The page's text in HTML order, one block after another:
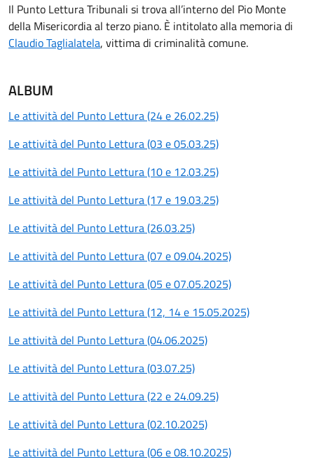
Il Punto Lettura Tribunali si trova all’interno del Pio Monte
della Misericordia al terzo piano. È intitolato alla memoria di
Claudio Taglialatela, vittima di criminalità comune.
ALBUM
Le attività del Punto Lettura (24 e 26.02.25)
Le attività del Punto Lettura (03 e 05.03.25)
Le attività del Punto Lettura (10 e 12.03.25)
Le attività del Punto Lettura (17 e 19.03.25)
Le attività del Punto Lettura (26.03.25)
Le attività del Punto Lettura (07 e 09.04.2025)
Le attività del Punto Lettura (05 e 07.05.2025)
Le attività del Punto Lettura (12, 14 e 15.05.2025)
Le attività del Punto Lettura (04.06.2025)
Le attività del Punto Lettura (03.07.25)
Le attività del Punto Lettura (22 e 24.09.25)
Le attività del Punto Lettura (02.10.2025)
Le attività del Punto Lettura (06 e 08.10.2025)